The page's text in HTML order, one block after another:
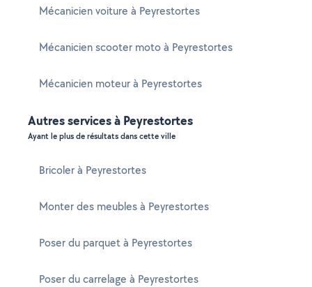
Mécanicien voiture à Peyrestortes
Mécanicien scooter moto à Peyrestortes
Mécanicien moteur à Peyrestortes
Autres services à Peyrestortes
Ayant le plus de résultats dans cette ville
Bricoler à Peyrestortes
Monter des meubles à Peyrestortes
Poser du parquet à Peyrestortes
Poser du carrelage à Peyrestortes